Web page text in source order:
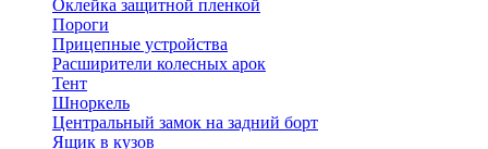
Оклейка защитной пленкой
Пороги
Прицепные устройства
Расширители колесных арок
Тент
Шноркель
Центральный замок на задний борт
Ящик в кузов